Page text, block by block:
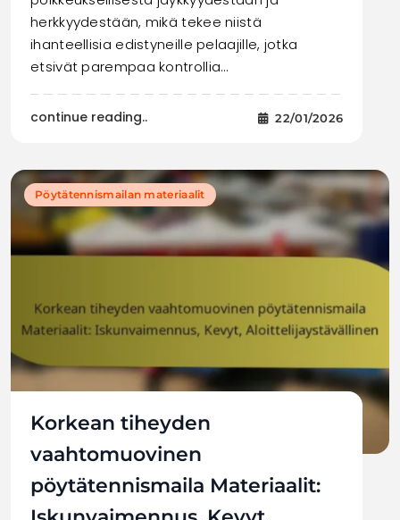
herkkyydestään, mikä tekee niistä
ihanteellisia edistyneille pelaajille, jotka
etsivät parempaa kontrollia…
continue reading.. 22/01/2026
Pöytätennismailan materiaalit
Korkean tiheyden
vaahtomuovinen
pöytätennismaila Materiaalit: